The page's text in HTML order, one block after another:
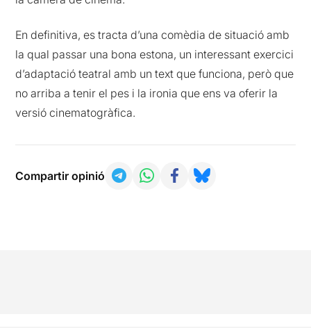
En definitiva, es tracta d’una comèdia de situació amb
la qual passar una bona estona, un interessant exercici
d’adaptació teatral amb un text que funciona, però que
no arriba a tenir el pes i la ironia que ens va oferir la
versió cinematogràfica.
Compartir opinió